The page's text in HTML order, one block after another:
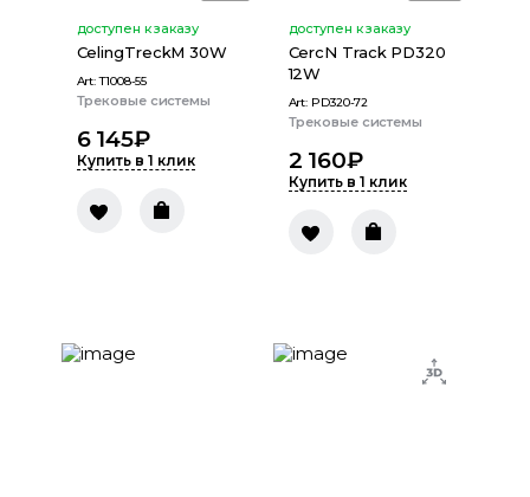
доступен к заказу
CelingTreckM 30W
Art:T1008-55
Трековые системы
6 145₽
Купить в 1 клик
доступен к заказу
CercN Track PD320
12W
Art: PD320-72
Трековые системы
2 160₽
Купить в 1 клик